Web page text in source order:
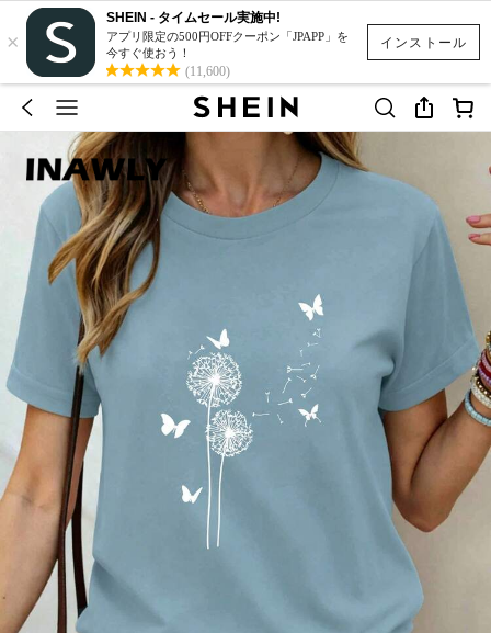
インストール
×
SHEIN - タイムセール実施中!
アプリ限定の500円OFFクーポン「JPAPP」を
今すぐ使おう！
(11,600)